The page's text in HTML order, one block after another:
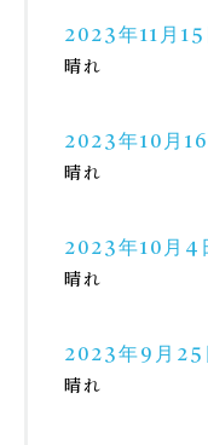
2023年11月15
晴れ
2023年10月16
晴れ
2023年10月4
晴れ
2023年9月25
晴れ